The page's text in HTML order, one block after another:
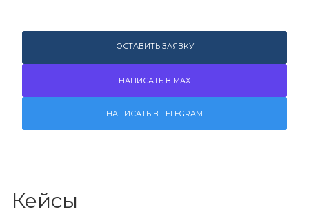
ОСТАВИТЬ ЗАЯВКУ
НАПИСАТЬ В MAX
НАПИСАТЬ В TELEGRAM
Кейсы